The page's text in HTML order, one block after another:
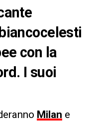
con la
I suoi
Milan e